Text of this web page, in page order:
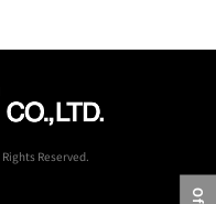
Reserved.